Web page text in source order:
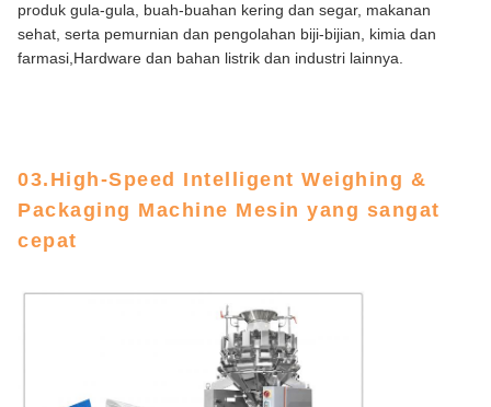
produk gula-gula, buah-buahan kering dan segar, makanan
sehat, serta pemurnian dan pengolahan biji-bijian, kimia dan
farmasi,Hardware dan bahan listrik dan industri lainnya.
03.High-Speed Intelligent Weighing &
Packaging Machine Mesin yang sangat
cepat